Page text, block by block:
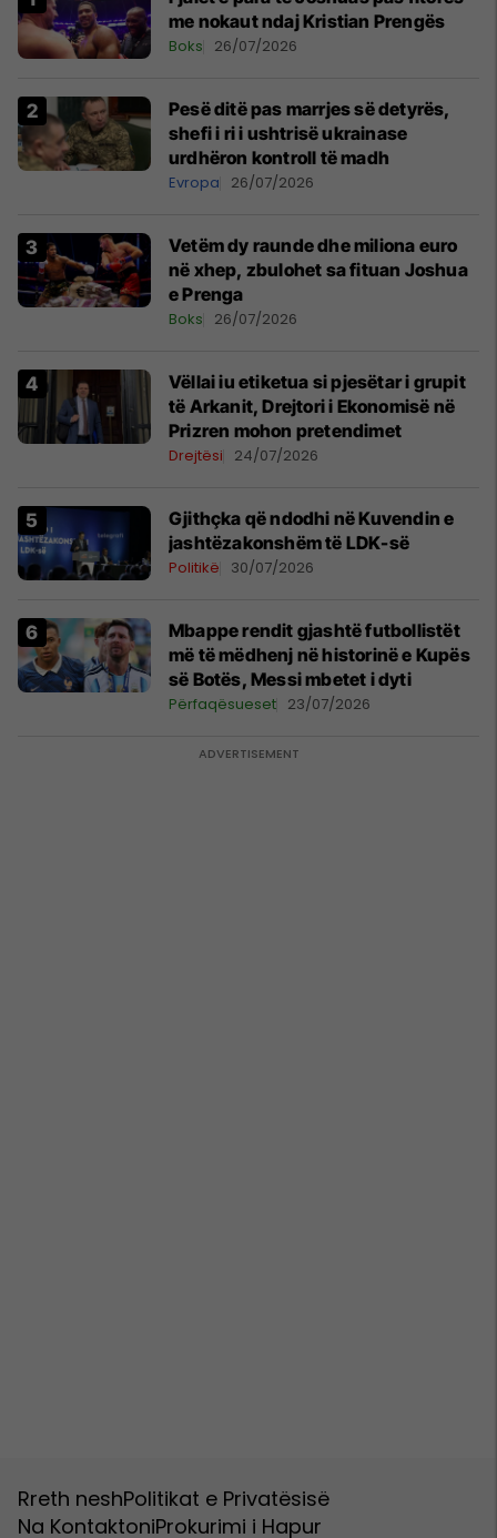
me nokaut ndaj Kristian Prengës
Boks 26/07/2026
Pesë ditë pas marrjes së detyrës,
shefi i ri i ushtrisë ukrainase
urdhëron kontroll të madh
Evropa 26/07/2026
Vetëm dy raunde dhe miliona euro
në xhep, zbulohet sa fituan Joshua
e Prenga
Boks 26/07/2026
Vëllai iu etiketua si pjesëtar i grupit
të Arkanit, Drejtori i Ekonomisë në
Prizren mohon pretendimet
Drejtësi 24/07/2026
Gjithçka që ndodhi në Kuvendin e
jashtëzakonshëm të LDK-së
Politikë 30/07/2026
Mbappe rendit gjashtë futbollistët
më të mëdhenj në historinë e Kupës
së Botës, Messi mbetet i dyti
Përfaqësueset 23/07/2026
Rreth neshPolitikat e Privatësisë
Na KontaktoniProkurimi i Hapur